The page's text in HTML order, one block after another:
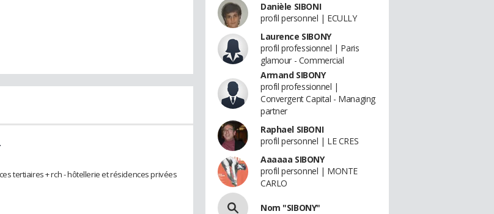
tertiaires + rch - hôtellerie et résidences privées
Danièle SIBONI
profil personnel | ECULLY
Laurence SIBONY
profil professionnel | Paris
glamour - Commercial
Armand SIBONY
profil professionnel |
Convergent Capital - Managing
partner
Raphael SIBONI
profil personnel | LE CRES
Aaaaaa SIBONY
profil personnel | MONTE
CARLO
Nom "SIBONY"